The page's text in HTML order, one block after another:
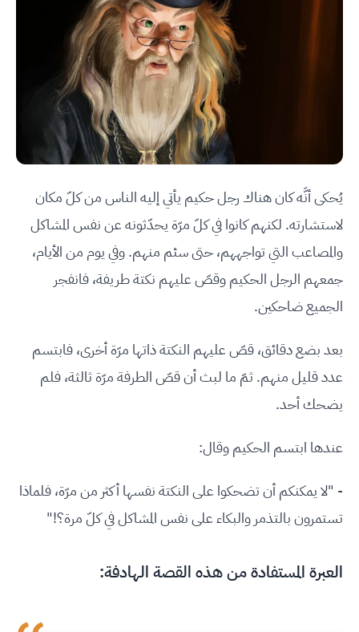
يُحكى أنَّه كان هناك رجل حكيم يأتي إليه الناس من كلّ مكان
لاستشارته. لكنهم كانوا في كلّ مرّة يحدّثونه عن نفس المشاكل
والمصاعب التي تواجههم، حتى سئم منهم. وفي يوم من الأيام،
جمعهم الرجل الحكيم وقصّ عليهم نكتة طريفة، فانفجر
الجميع ضاحكين.
بعد بضع دقائق، قصّ عليهم النكتة ذاتها مرّة أخرى، فابتسم
عدد قليل منهم. ثمّ ما لبث أن قصّ الطرفة مرّة ثالثة، فلم
يضحك أحد.
عندها ابتسم الحكيم وقال:
- "لا يمكنكم أن تضحكوا على النكتة نفسها أكثر من مرّة، فلماذا
تستمرون بالتذمر والبكاء على نفس المشاكل في كلّ مرة؟!"
العبرة المستفادة من هذه القصة الهادفة: